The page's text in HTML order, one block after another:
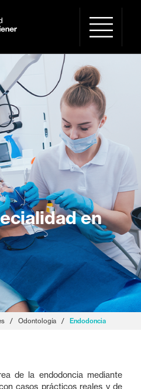
en
/ Odontología / Endodoncia
de la endodoncia mediante
casos prácticos reales y de